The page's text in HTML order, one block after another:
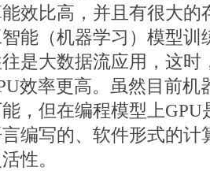
效比高，并且有很大的
能（机器学习）模型训
是大数据流应用，这时
效率更高。虽然目前机
，但在编程模型上GPU
编写的、软件形式的计
性。